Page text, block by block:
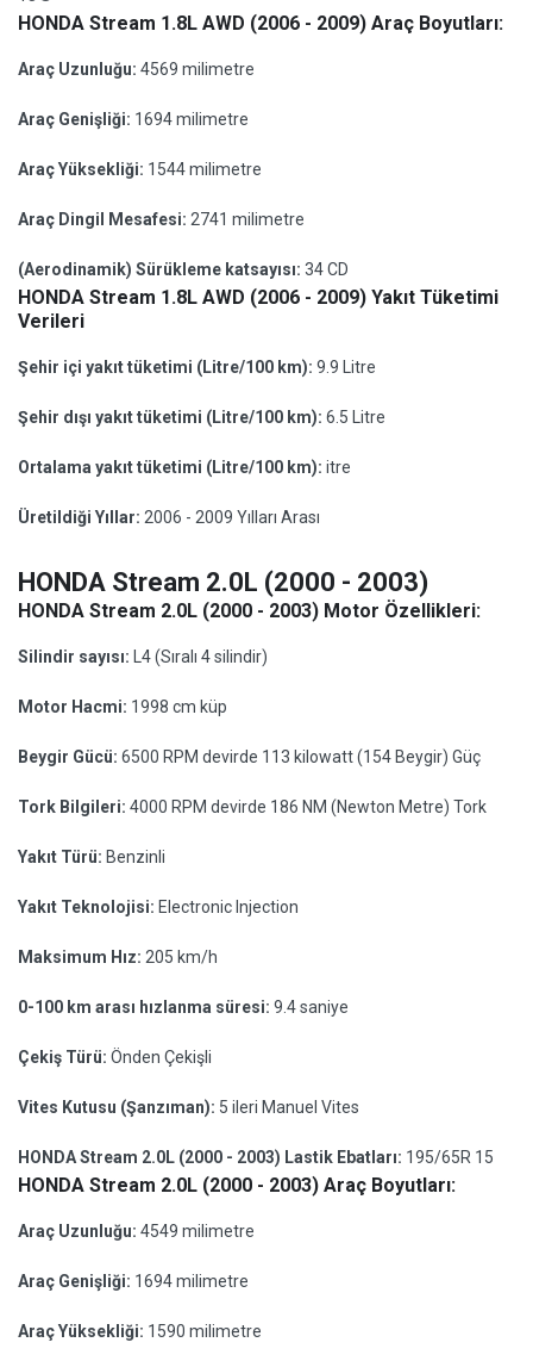
HONDA Stream 1.8L AWD (2006 - 2009) Araç Boyutları:
Araç Uzunluğu: 4569 milimetre
Araç Genişliği: 1694 milimetre
Araç Yüksekliği: 1544 milimetre
Araç Dingil Mesafesi: 2741 milimetre
(Aerodinamik) Sürükleme katsayısı: 34 CD
HONDA Stream 1.8L AWD (2006 - 2009) Yakıt Tüketimi
Verileri
Şehir içi yakıt tüketimi (Litre/100 km): 9.9 Litre
Şehir dışı yakıt tüketimi (Litre/100 km): 6.5 Litre
Ortalama yakıt tüketimi (Litre/100 km): itre
Üretildiği Yıllar: 2006 - 2009 Yılları Arası
HONDA Stream 2.0L (2000 - 2003)
HONDA Stream 2.0L (2000 - 2003) Motor Özellikleri:
Silindir sayısı: L4 (Sıralı 4 silindir)
Motor Hacmi: 1998 cm küp
Beygir Gücü: 6500 RPM devirde 113 kilowatt (154 Beygir) Güç
Tork Bilgileri: 4000 RPM devirde 186 NM (Newton Metre) Tork
Yakıt Türü: Benzinli
Yakıt Teknolojisi: Electronic Injection
Maksimum Hız: 205 km/h
0-100 km arası hızlanma süresi: 9.4 saniye
Çekiş Türü: Önden Çekişli
Vites Kutusu (Şanzıman): 5 ileri Manuel Vites
HONDA Stream 2.0L (2000 - 2003) Lastik Ebatları: 195/65R 15
HONDA Stream 2.0L (2000 - 2003) Araç Boyutları:
Araç Uzunluğu: 4549 milimetre
Araç Genişliği: 1694 milimetre
Araç Yüksekliği: 1590 milimetre